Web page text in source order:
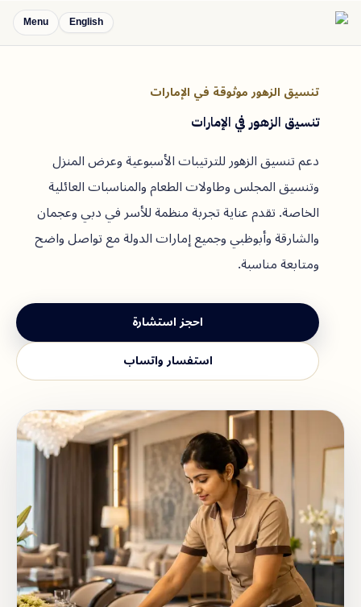
English
Menu
تنسيق الزهور موثوقة في الإمارات
تنسيق الزهور في الإمارات
دعم تنسيق الزهور للترتيبات الأسبوعية وعرض المنزل
وتنسيق المجلس وطاولات الطعام والمناسبات العائلية
الخاصة. تقدم عناية تجربة منظمة للأسر في دبي وعجمان
والشارقة وأبوظبي وجميع إمارات الدولة مع تواصل واضح
ومتابعة مناسبة.
احجز استشارة
استفسار واتساب